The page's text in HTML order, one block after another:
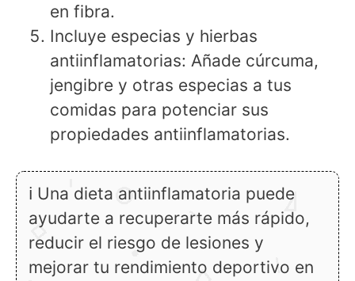
en fibra.
Incluye especias y hierbas
antiinflamatorias: Añade cúrcuma,
jengibre y otras especias a tus
comidas para potenciar sus
propiedades antiinflamatorias.
ℹ Una dieta antiinflamatoria puede
ayudarte a recuperarte más rápido,
reducir el riesgo de lesiones y
mejorar tu rendimiento deportivo en